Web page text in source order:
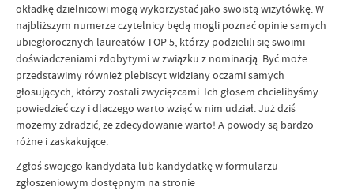
okładkę dzielnicowi mogą wykorzystać jako swoistą wizytówkę. W
najbliższym numerze czytelnicy będą mogli poznać opinie samych
ubiegłorocznych laureatów TOP 5, którzy podzielili się swoimi
doświadczeniami zdobytymi w związku z nominacją. Być może
przedstawimy również plebiscyt widziany oczami samych
głosujących, którzy zostali zwycięzcami. Ich głosem chcielibyśmy
powiedzieć czy i dlaczego warto wziąć w nim udział. Już dziś
możemy zdradzić, że zdecydowanie warto! A powody są bardzo
różne i zaskakujące.
Zgłoś swojego kandydata lub kandydatkę w formularzu
zgłoszeniowym dostępnym na stronie